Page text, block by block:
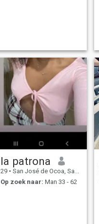
la patrona
29 • San José de Ocoa, San José de Ocoa, Dominicaanse Rep.
Op zoek naar: Man 33 - 62